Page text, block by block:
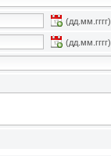
(дд.мм.гггг)
(дд.мм.гггг)